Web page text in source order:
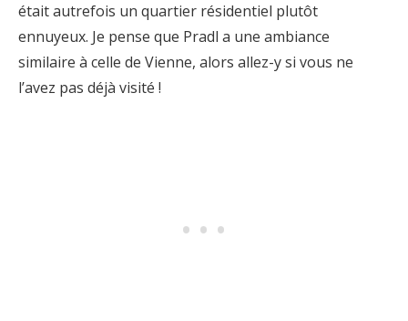
était autrefois un quartier résidentiel plutôt
ennuyeux. Je pense que Pradl a une ambiance
similaire à celle de Vienne, alors allez-y si vous ne
l’avez pas déjà visité !